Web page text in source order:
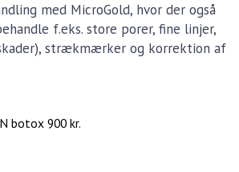
med MicroGold, hvor der også
f.eks. store porer, fine linjer,
strækmærker og korrektion af
botox 900 kr.